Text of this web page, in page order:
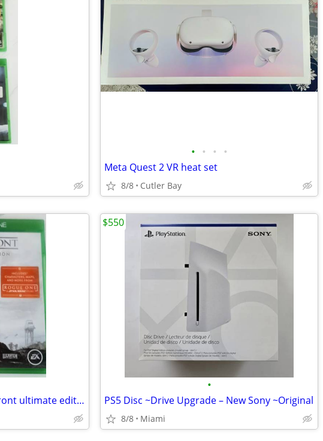
• • • •
Meta Quest 2 VR heat set
8/8 Cutler Bay
Xbox One Star Wars Battlefront ultimate edition
•
PS5 Disc ~Drive Upgrade – New Sony ~Original
8/8 Miami
$550